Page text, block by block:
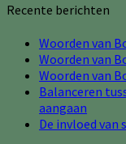
Recente berichten
Woorden van
Woorden van
Woorden van
Balanceren
aangaan
De invloed van